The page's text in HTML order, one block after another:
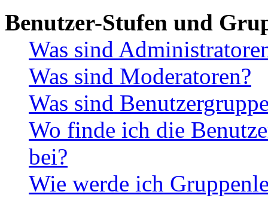
Benutzer-Stufen und
Was sind
Was sind Moderatoren?
Was sind
Wo finde ich die
bei?
Wie werde ich